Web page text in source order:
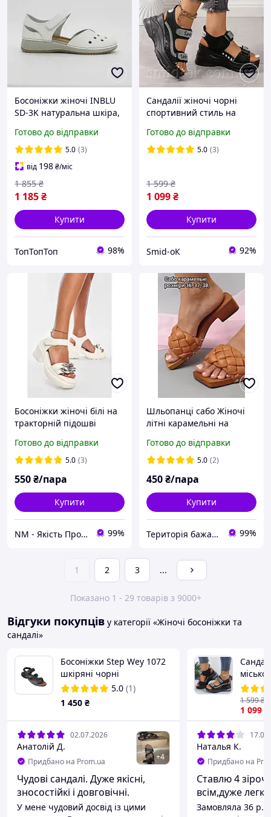
Босонiжки жіночі INBLU
SD-3K натуральна шкіра,
підошві
Готово до відправки
5.0 (3)
від 198₴/міс
1 185₴
1 855 ₴
Купити
ТопТопТоп 98%
Сандалії жіночі чорні
спортивний стиль на
босоніжки з відкритим
носком 39 р. (стопа
Готово до відправки
5.0 (3)
1 099₴
1 599 ₴
Купити
Smid-оК 92%
Босоніжки жіночі білі на
тракторній підошві
Готово до відправки
5.0 (3)
550₴/пара
Купити
NM - Якість Професіоналів 99%
Шльопанці сабо Жіночі
літні карамельні на
Готово до відправки
5.0 (2)
450₴/пара
Купити
Територія бажань.ТЖ. 99%
1 2 3 ...
Показано 1 - 29 товарів з 9000+
Відгуки покупців у категорії «Жіночі босоніжки та
сандалі»
Босоніжки Step Wey 1072
шкіряні чорні
5.0 (1)
1 450 ₴
02.07.2026
Анатолій Д.
Придбано на Prom.ua +4
Чудові сандалі. Дуже якісні,
зносостійкі і довговічні.
У мене чудовий досвід із цими
(стопа
1 099
1 599₴
Наталья К.
Придбано на
Ставлю 4
всім,дуже
Замовляла 36